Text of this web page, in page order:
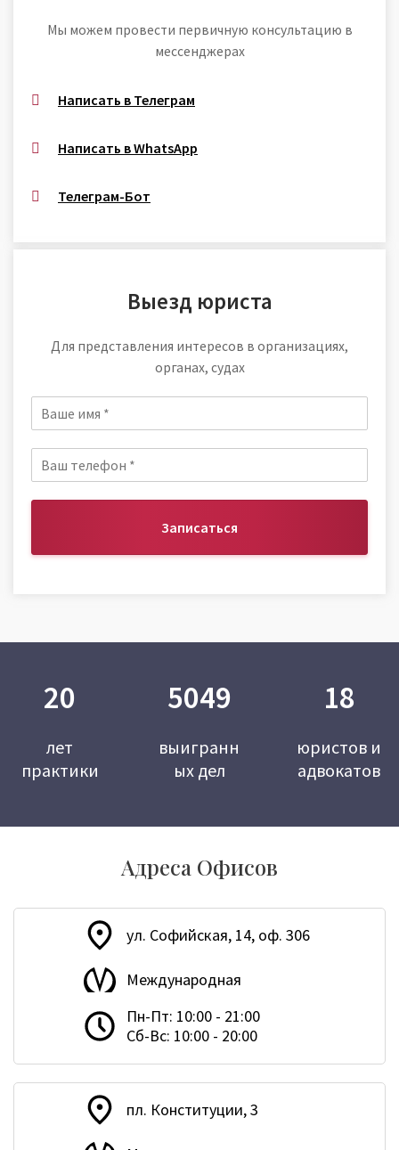
Мы можем провести первичную консультацию в
мессенджерах
Написать в Телеграм
Написать в WhatsApp
Телеграм-Бот
Выезд юриста
Для представления интересов в организациях,
органах, судах
Записаться
20
лет
практики
5049
выигранн
ых дел
18
юристов и
адвокатов
Адреса Офисов
ул. Софийская, 14, оф. 306
Международная
Пн-Пт: 10:00 - 21:00
Сб-Вс: 10:00 - 20:00
пл. Конституции, 3